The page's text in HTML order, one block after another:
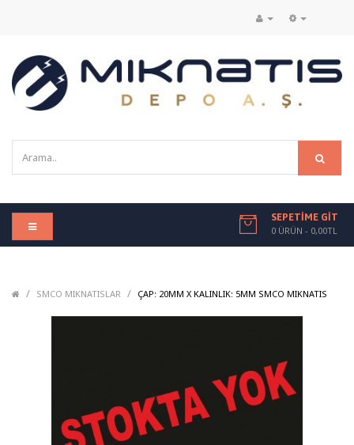
SEPETIME GIT
0 ÜRÜN - 0,00TL
/ SMCO MIKNATISLAR / ÇAP: 20MM X KALINLIK: 5MM SMCO MIKNATIS